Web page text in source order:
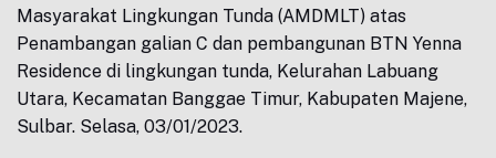
Masyarakat Lingkungan Tunda (AMDMLT) atas
Penambangan galian C dan pembangunan BTN Yenna
Residence di lingkungan tunda, Kelurahan Labuang
Utara, Kecamatan Banggae Timur, Kabupaten Majene,
Sulbar. Selasa, 03/01/2023.